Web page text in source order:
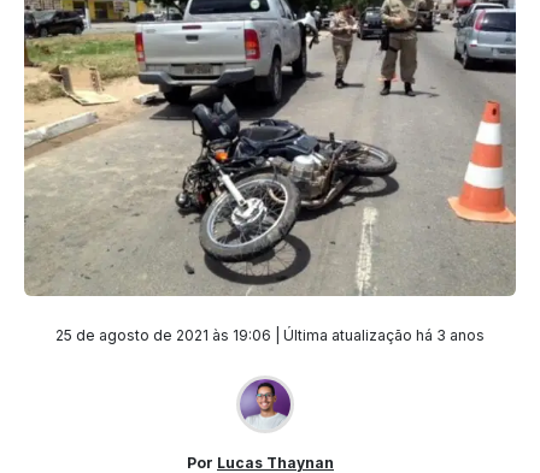
25 de agosto de 2021 às 19:06 | Última atualização há 3 anos
Por Lucas Thaynan